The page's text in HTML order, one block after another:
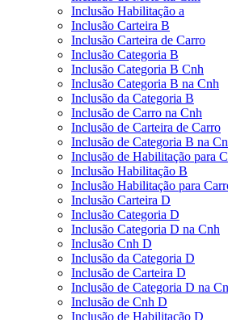
Inclusão Habilitação a
Inclusão Carteira B
Inclusão Carteira de Carro
Inclusão Categoria B
Inclusão Categoria B Cnh
Inclusão Categoria B na Cnh
Inclusão da Categoria B
Inclusão de Carro na Cnh
Inclusão de Carteira de Carro
Inclusão de Categoria B na
Inclusão de Habilitação para
Inclusão Habilitação B
Inclusão Habilitação para
Inclusão Carteira D
Inclusão Categoria D
Inclusão Categoria D na Cnh
Inclusão Cnh D
Inclusão da Categoria D
Inclusão de Carteira D
Inclusão de Categoria D na
Inclusão de Cnh D
Inclusão de Habilitação D